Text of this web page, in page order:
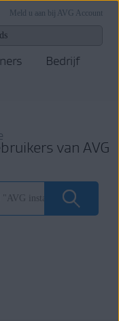
Meld u aan bij AVG Account
Bedrijf
van AVG